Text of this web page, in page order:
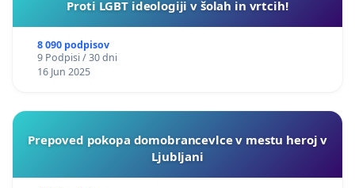
Proti LGBT ideologiji v šolah in vrtcih!
8 090 podpisov
9 Podpisi / 30 dni
16 Jun 2025
Prepoved pokopa domobrancevlce v mestu heroj v
Ljubljani